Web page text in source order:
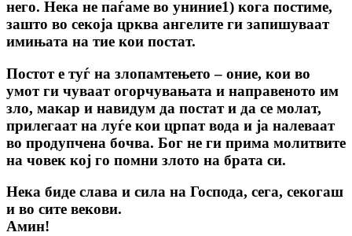
него. Нека не паѓаме во униние1) кога постиме,
зашто во секоја црква ангелите ги запишуваат
имињата на тие кои постат.
Постот е туѓ на злопамтењето – оние, кои во
умот ги чуваат огорчувањата и направеното им
зло, макар и навидум да постат и да се молат,
прилегаат на луѓе кои црпат вода и ја налеваат
во продупчена бочва. Бог не ги прима молитвите
на човек кој го помни злото на брата си.
Нека биде слава и сила на Господа, сега, секогаш
и во сите векови.
Амин!